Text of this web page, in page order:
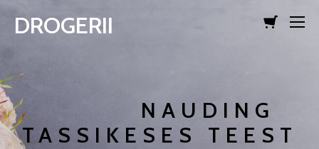
lisati ostukorvi.
DROGERII
NAUDING
TASSIKESES TEEST